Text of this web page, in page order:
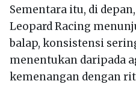
Sementara itu, di
Leopard Racing
balap, konsistensi
menentukan daripada
kemenangan dengan